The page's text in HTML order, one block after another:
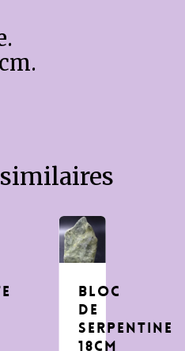
Bloc
de
serpentine
18cm